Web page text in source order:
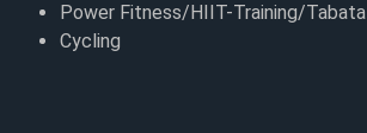
Power Fitness/HIIT-Training/Tabata
Cycling